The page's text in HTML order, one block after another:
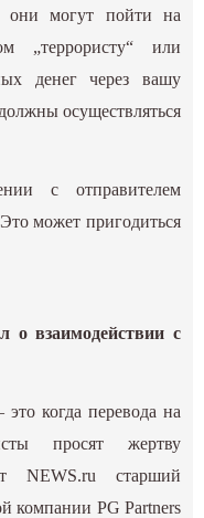
они могут пойти на
„террористу“ или
денег через вашу
осуществляться
с отправителем
может пригодиться
о взаимодействии с
когда перевода на
просят жертву
NEWS.ru старший
компании PG Partners